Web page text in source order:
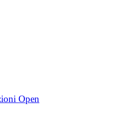
Open